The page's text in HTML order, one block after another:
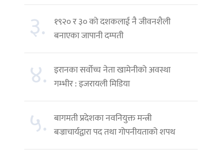
३.
१९२० र ३० को दशकलाई नै जीवनशैली
बनाएका जापानी दम्पती
४. इरानका सर्वोच्च नेता खामेनीको अवस्था
गम्भीर : इजरायली मिडिया
५. बागमती प्रदेशका नवनियुक्त मन्त्री
बज्राचार्यद्वारा पद तथा गोपनीयताको शपथ